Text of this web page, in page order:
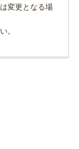
変更となる場
。